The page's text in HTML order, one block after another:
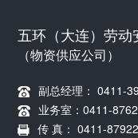
五环（大连）劳动
（物资供应公司）
副总经理： 0411-
业务室：0411-
传 真： 0411-